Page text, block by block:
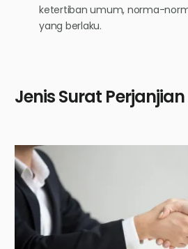
ketertiban umum, norma-
yang berlaku.
Jenis Surat Perjanjian